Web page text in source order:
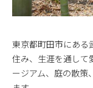
東京都町田市にある
住み、生涯を通して
ージアム、庭の散策